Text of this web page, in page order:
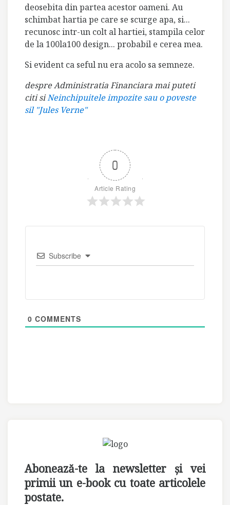
deosebita din partea acestor oameni. Au
schimbat hartia pe care se scurge apa, si...
recunosc intr-un colt al hartiei, stampila celor
de la 100la100 design... probabil e cerea mea.
Si evident ca seful nu era acolo sa semneze.
despre Administratia Financiara mai puteti
citi siNeinchipuitele impozite sau o poveste
sil "Jules Verne"
0
Article Rating
Subscribe
0 COMMENTS
Abonează-te la newsletter și vei
primii un e-book cu toate articolele
postate.